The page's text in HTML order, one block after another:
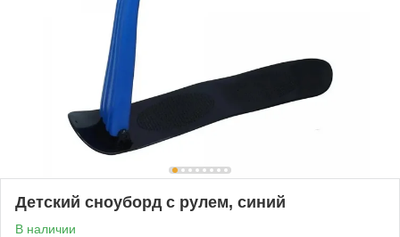
Детский сноуборд с рулем, синий
В наличии